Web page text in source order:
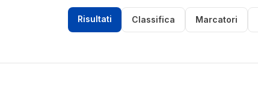
Risultati Classifica Marcatori